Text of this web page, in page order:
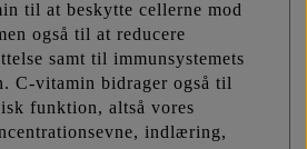
til at beskytte cellerne mod
også til at reducere
samt til immunsystemets
C-vitamin bidrager også til
funktion, altså vores
indlæring,